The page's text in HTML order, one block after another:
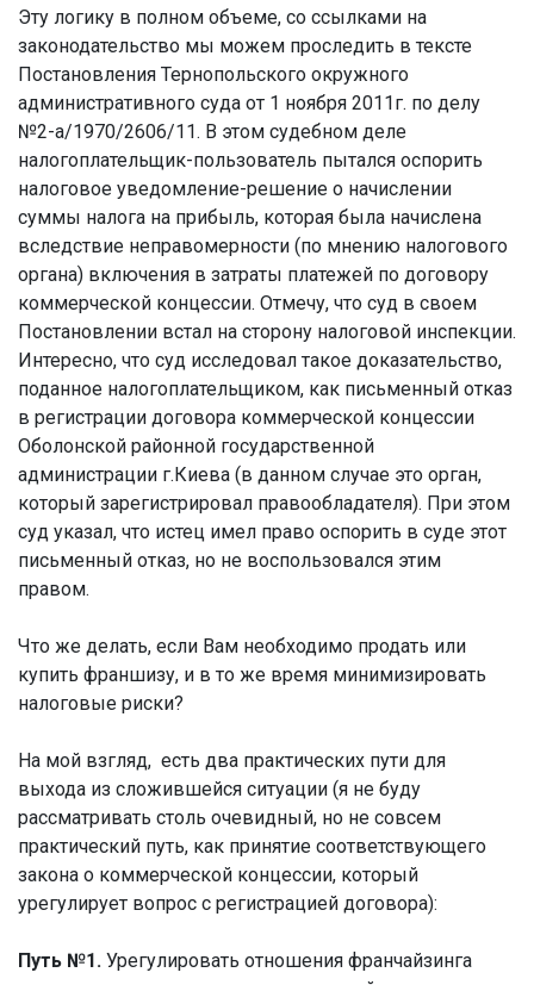
Эту логику в полном объеме, со ссылками на
законодательство мы можем проследить в тексте
Постановления Тернопольского окружного
административного суда от 1 ноября 2011г. по делу
№2-а/1970/2606/11. В этом судебном деле
налогоплательщик-пользователь пытался оспорить
налоговое уведомление-решение о начислении
суммы налога на прибыль, которая была начислена
вследствие неправомерности (по мнению налогового
органа) включения в затраты платежей по договору
коммерческой концессии. Отмечу, что суд в своем
Постановлении встал на сторону налоговой инспекции.
Интересно, что суд исследовал такое доказательство,
поданное налогоплательщиком, как письменный отказ
в регистрации договора коммерческой концессии
Оболонской районной государственной
администрации г.Киева (в данном случае это орган,
который зарегистрировал правообладателя). При этом
суд указал, что истец имел право оспорить в суде этот
письменный отказ, но не воспользовался этим
правом.
Что же делать, если Вам необходимо продать или
купить франшизу, и в то же время минимизировать
налоговые риски?
На мой взгляд, есть два практических пути для
выхода из сложившейся ситуации (я не буду
рассматривать столь очевидный, но не совсем
практический путь, как принятие соответствующего
закона о коммерческой концессии, который
урегулирует вопрос с регистрацией договора):
Путь №1. Урегулировать отношения франчайзинга